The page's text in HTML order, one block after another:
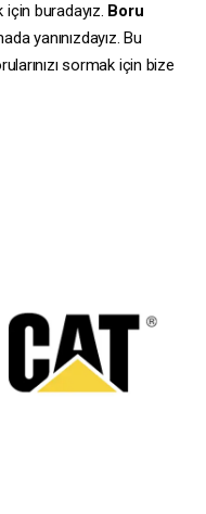
buradayız. Boru
yanınızdayız. Bu
sormak için bize